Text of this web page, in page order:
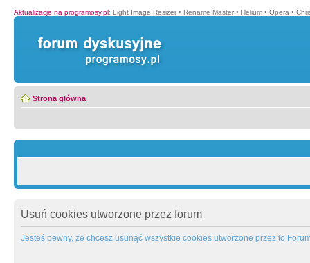
Aktualizacje na programosy.pl: Light Image Resizer • Rename Master • Helium • Opera •
Strona główna
Usuń cookies utworzone przez forum
Jesteś pewny, że chcesz usunąć wszystkie cookies utworzone przez to